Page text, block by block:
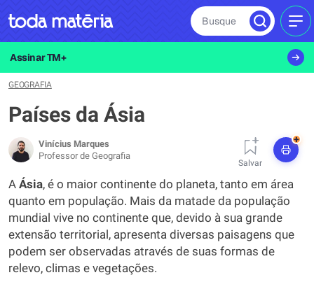
Busque
Assinar TM+
GEOGRAFIA
Países da Ásia
Vinícius Marques
Professor de Geografia
Salvar
+
A Ásia, é o maior continente do planeta, tanto em área
quanto em população. Mais da matade da população
mundial vive no continente que, devido à sua grande
extensão territorial, apresenta diversas paisagens que
podem ser observadas através de suas formas de
relevo, climas e vegetações.